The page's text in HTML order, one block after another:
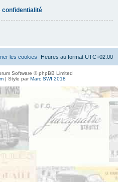
confidentialité
Heures au format UTC+02:00
les cookies
Software © phpBB Limited
| Style parMarc SWI 2018